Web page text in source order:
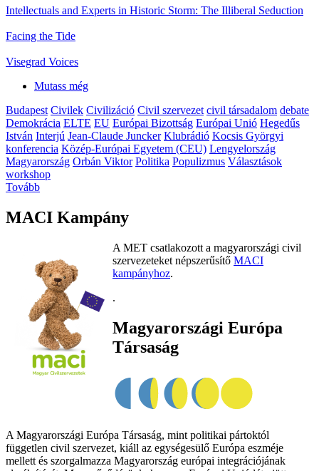
Intellectuals and Experts in Historic Storm: The Illiberal Seduction
Facing the Tide
Visegrad Voices
Mutass még
Budapest Civilek Civilizáció Civil szervezet civil társadalom debate
Demokrácia ELTE EU Európai Bizottság Európai Unió Hegedűs
István Interjú Jean-Claude Juncker Klubrádió Kocsis Györgyi
konferencia Közép-Európai Egyetem (CEU) Lengyelország
Magyarország Orbán Viktor Politika Populizmus Választások
workshop
Tovább
MACI Kampány
A MET csatlakozott a magyarországi civil
szervezeteket népszerűsítő MACI
kampányhoz.
.
Magyarországi Európa
Társaság
A Magyarországi Európa Társaság, mint politikai pártoktól
független civil szervezet, kiáll az egységesülő Európa eszméje
mellett és szorgalmazza Magyarország európai integrációjának